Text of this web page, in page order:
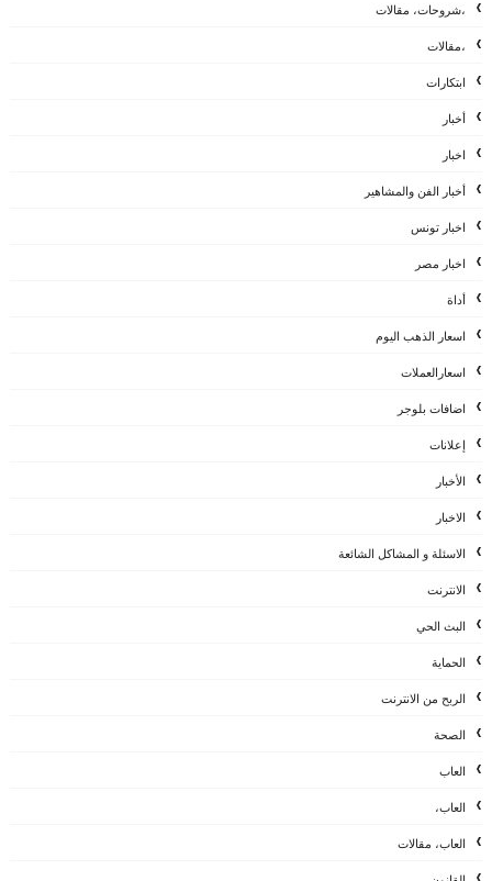
،شروحات، مقالات
،مقالات
ابتكارات
أخبار
اخبار
أخبار الفن والمشاهير
اخبار تونس
اخبار مصر
أداة
اسعار الذهب اليوم
اسعارالعملات
اضافات بلوجر
إعلانات
الأخبار
الاخبار
الاسئلة و المشاكل الشائعة
الانترنت
البث الحي
الحماية
الربح من الانترنت
الصحة
العاب
العاب،
العاب، مقالات